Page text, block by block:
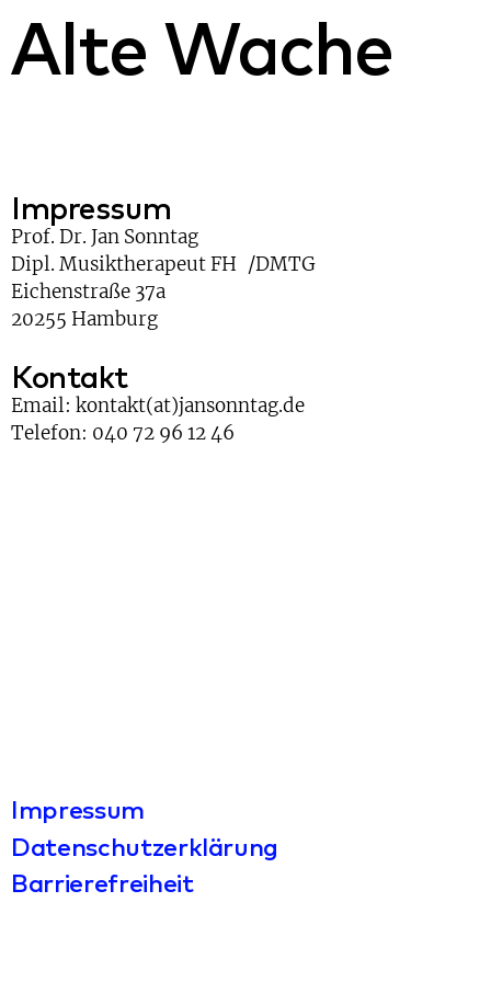
Alte Wache
Impressum
Prof. Dr. Jan Sonntag
Dipl. Musiktherapeut FH /DMTG
Eichenstraße 37a
20255 Hamburg
Kontakt
Email: kontakt(at)jansonntag.de
Telefon: 040 72 96 12 46
Impressum
Datenschutzerklärung
Barrierefreiheit